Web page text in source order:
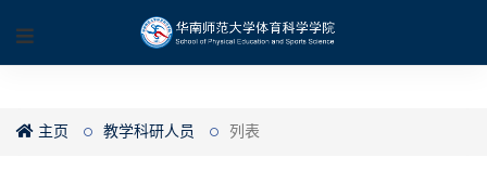
主页 教学科研人员 列表